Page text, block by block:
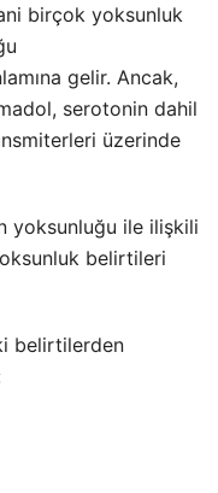
birçok yoksunluk
gelir. Ancak,
serotonin dahil
üzerinde
yoksunluğu ile ilişkili
belirtileri
belirtilerden